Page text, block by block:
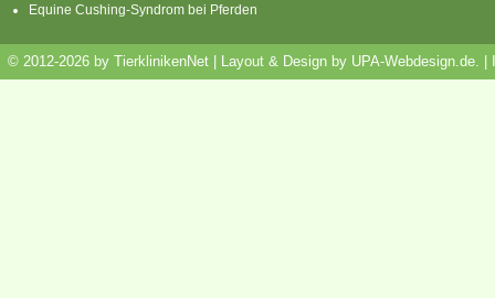
Equine Cushing-Syndrom bei Pferden
© 2012-2026 by TierklinikenNet | Layout & Design by UPA-Webdesign.de.